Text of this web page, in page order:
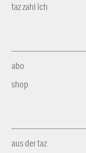
taz zahl ich
abo
shop
aus der taz